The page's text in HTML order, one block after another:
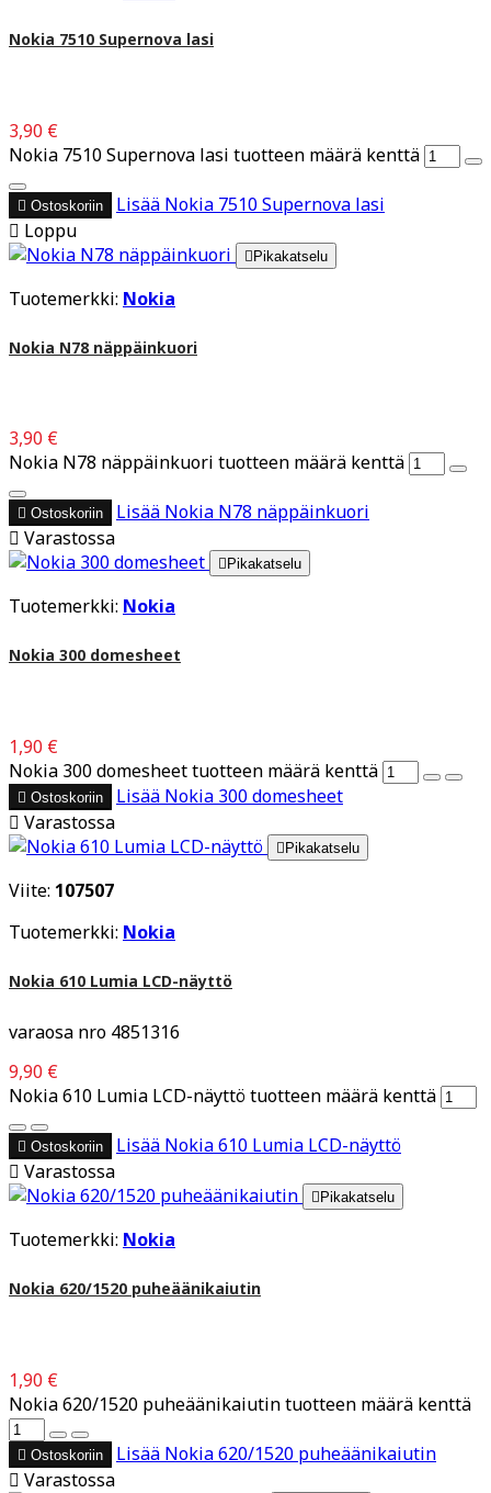
Nokia 7510 Supernova lasi
3,90 €
Nokia 7510 Supernova lasi tuotteen määrä kenttä
 Ostoskoriin Lisää Nokia 7510 Supernova lasi
 Loppu
 Pikakatselu
Tuotemerkki: Nokia
Nokia N78 näppäinkuori
3,90 €
Nokia N78 näppäinkuori tuotteen määrä kenttä
 Ostoskoriin Lisää Nokia N78 näppäinkuori
 Varastossa
 Pikakatselu
Tuotemerkki: Nokia
Nokia 300 domesheet
1,90 €
Nokia 300 domesheet tuotteen määrä kenttä
 Ostoskoriin Lisää Nokia 300 domesheet
 Varastossa
 Pikakatselu
Viite: 107507
Tuotemerkki: Nokia
Nokia 610 Lumia LCD-näyttö
varaosa nro 4851316
9,90 €
Nokia 610 Lumia LCD-näyttö tuotteen määrä kenttä
 Ostoskoriin Lisää Nokia 610 Lumia LCD-näyttö
 Varastossa
 Pikakatselu
Tuotemerkki: Nokia
Nokia 620/1520 puheäänikaiutin
1,90 €
Nokia 620/1520 puheäänikaiutin tuotteen määrä kenttä
 Ostoskoriin Lisää Nokia 620/1520 puheäänikaiutin
 Varastossa